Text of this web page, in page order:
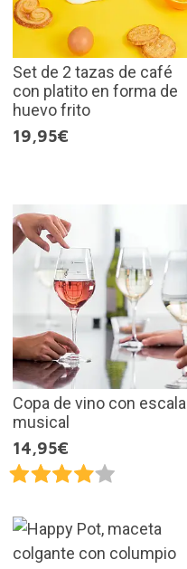
Set de 2 tazas de café
con platito en forma de
huevo frito
19,95€
Copa de vino con escala
musical
14,95€